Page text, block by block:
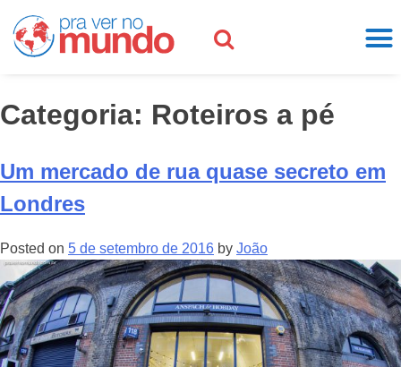
Categoria: Roteiros a pé
Um mercado de rua quase secreto em
Londres
Posted on 5 de setembro de 2016 by João